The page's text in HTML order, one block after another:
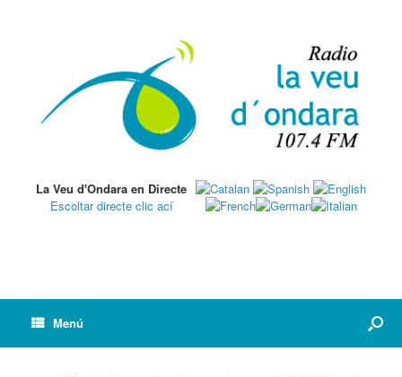
La Veu d'Ondara en Directe
Escoltar directe clic ací
Menú